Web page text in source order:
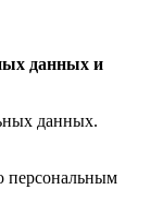
данных и
данных.
персональным